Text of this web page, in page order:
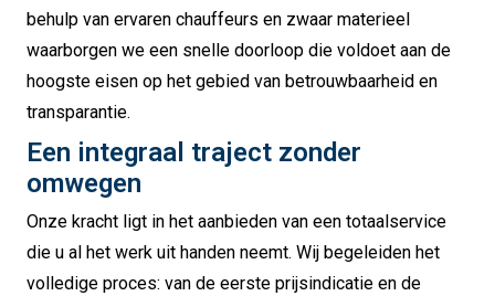
behulp van ervaren chauffeurs en zwaar materieel
waarborgen we een snelle doorloop die voldoet aan de
hoogste eisen op het gebied van betrouwbaarheid en
transparantie.
Een integraal traject zonder
omwegen
Onze kracht ligt in het aanbieden van een totaalservice
die u al het werk uit handen neemt. Wij begeleiden het
volledige proces: van de eerste prijsindicatie en de